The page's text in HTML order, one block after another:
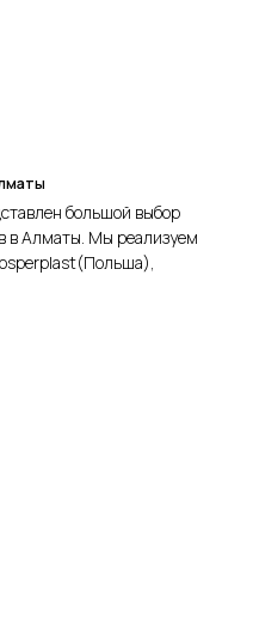
большой выбор
в Алматы. Мы реализуем